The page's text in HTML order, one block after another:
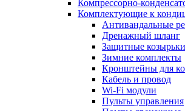
Компрессорно-
Комплектующие к
Антивандальные
Дренажный шланг
Защитные козырьки
Зимние комплекты
Кронштейны для
Кабель и провод
Wi-Fi модули
Пульты управления